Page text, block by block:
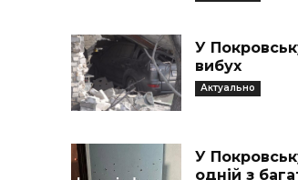
У
вибух
Актуально
У
одній з